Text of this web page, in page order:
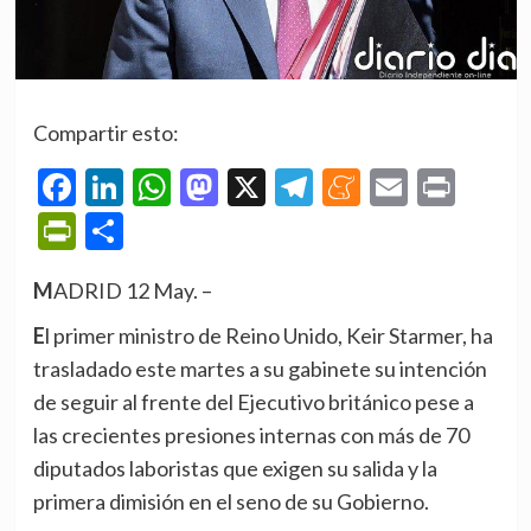
Compartir esto:
Facebook
LinkedIn
WhatsApp
Mastodon
X Telegram
Meneame
Email
PrintFriendly
Compartir
MADRID 12 May. –
El primer ministro de Reino Unido, Keir Starmer, ha
trasladado este martes a su gabinete su intención
de seguir al frente del Ejecutivo británico pese a
las crecientes presiones internas con más de 70
diputados laboristas que exigen su salida y la
primera dimisión en el seno de su Gobierno.